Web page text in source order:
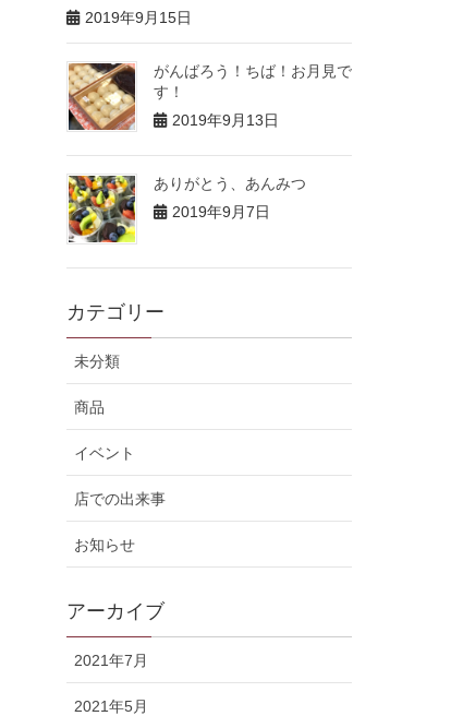
2019年9月15日
がんばろう！ちば！お月見で
す！
2019年9月13日
ありがとう、あんみつ
2019年9月7日
カテゴリー
未分類
商品
イベント
店での出来事
お知らせ
アーカイブ
2021年7月
2021年5月